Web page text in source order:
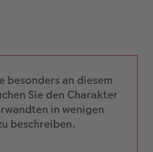
besonders an diesem
Sie den Charakter
in wenigen
beschreiben.